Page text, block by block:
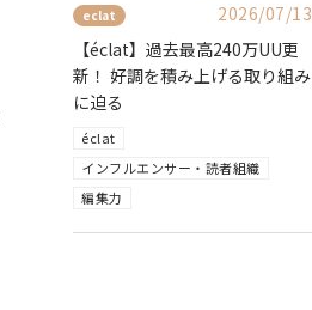
eclat
2026/07/13
【éclat】過去最高240万UU更
新！ 好調を積み上げる取り組み
に迫る
éclat
インフルエンサー・読者組織
編集力